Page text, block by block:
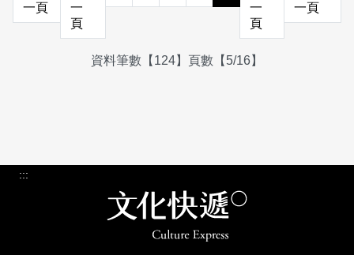
一頁
一
頁
一
頁
一頁
資料筆數【124】頁數【5/16】
:::